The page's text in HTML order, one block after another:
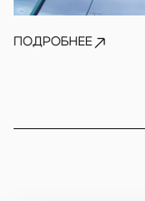
ПОДРОБНЕЕ